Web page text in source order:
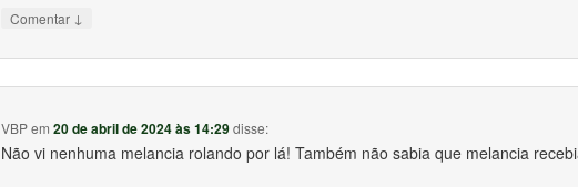
Comentar ↓
VBPem20 de abril de 2024 às 14:29disse:
Não vi nenhuma melancia rolando por lá! Também não sabia que melancia